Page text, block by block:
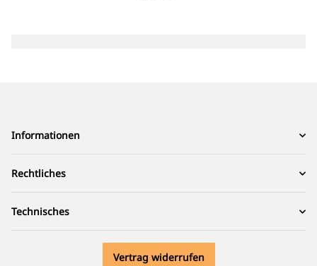
Informationen
Rechtliches
Technisches
Vertrag widerrufen